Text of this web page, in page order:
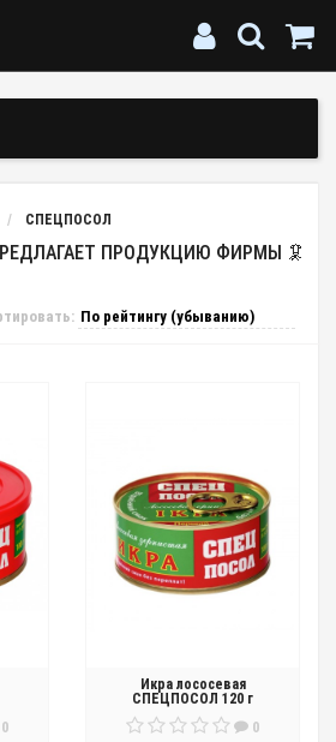
СПЕЦПОСОЛ
ПРОДУКЦИЮ ФИРМЫ 🦑
Икра лососевая
СПЕЦПОСОЛ 120 г
0